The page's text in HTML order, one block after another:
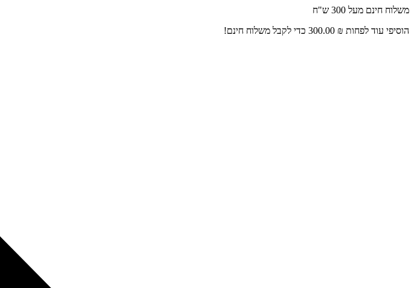
דלג
משלוח חינם מעל 300 ש"ח
הוסיפי עוד לפחות
300.00 ₪ כדי לקבל משלוח חינם!